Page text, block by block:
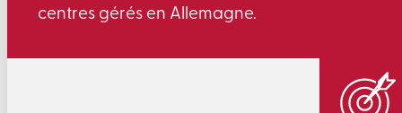
centres gérés en Allemagne.